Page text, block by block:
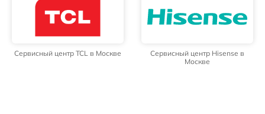
Сервисный центр TCL в Москве
Сервисный центр Hisense в
Москве